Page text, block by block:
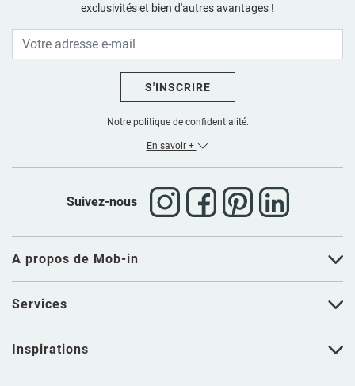
A propos de Mob-in
Services
Inspirations
exclusivités et bien d'autres avantages !
S'INSCRIRE
Notre politique de confidentialité.
En savoir +
Suivez-nous